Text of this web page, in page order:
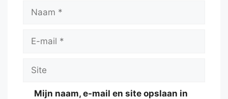
Naam
Site
Mijn naam, e-mail en site opslaan in